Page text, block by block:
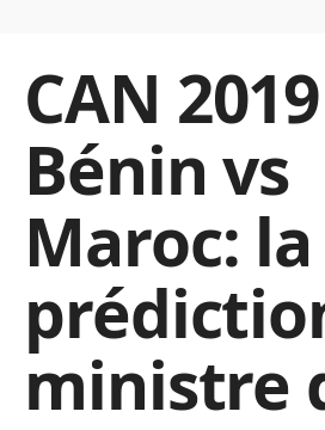
CAN
Bénin vs
Maroc: la
ministre